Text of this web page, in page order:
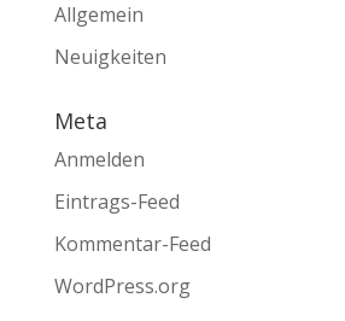
Allgemein
Neuigkeiten
Meta
Anmelden
Eintrags-Feed
Kommentar-Feed
WordPress.org